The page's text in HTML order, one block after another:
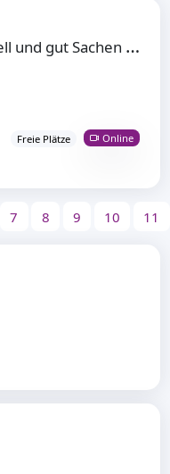
S
chlaglicht: Wie kann ich schnell und gut Sachen visualisieren?
Freie Plätze Online
7 8 9 10 11